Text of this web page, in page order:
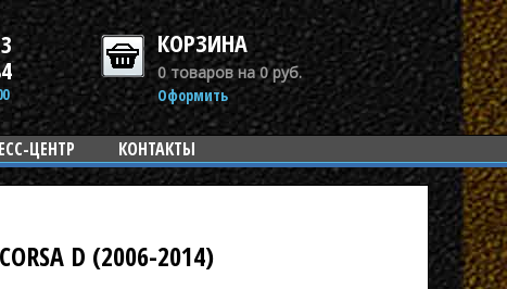
КОРЗИНА
0 товаров на 0 руб.
Оформить
ЦЕНТР КОНТАКТЫ
D (2006-2014)